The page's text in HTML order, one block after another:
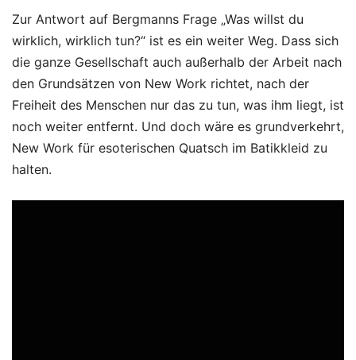
Zur Antwort auf Bergmanns Frage „Was willst du
wirklich, wirklich tun?“ ist es ein weiter Weg. Dass sich
die ganze Gesellschaft auch außerhalb der Arbeit nach
den Grundsätzen von New Work richtet, nach der
Freiheit des Menschen nur das zu tun, was ihm liegt, ist
noch weiter entfernt. Und doch wäre es grundverkehrt,
New Work für esoterischen Quatsch im Batikkleid zu
halten.